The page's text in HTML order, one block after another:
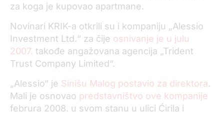
za koga je kupovao apartmane.
Novinari KRIK-a otkrili su i kompaniju „Alessio
Investment Ltd.“ za čije osnivanje je u julu
2007. takođe angažovana agencija „Trident
Trust Company Limited“.
„Alessio“ je Sinišu Malog postavio za direktora.
Mali je osnovao predstavništvo ove kompanije
februra 2008. u svom stanu u ulici Ćirila i